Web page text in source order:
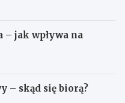
– jak wpływa na
– skąd się biorą?